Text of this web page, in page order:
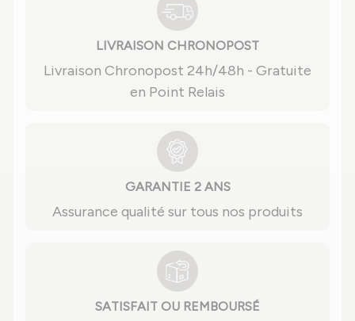
LIVRAISON CHRONOPOST
Livraison Chronopost 24h/48h - Gratuite
en Point Relais
GARANTIE 2 ANS
Assurance qualité sur tous nos produits
SATISFAIT OU REMBOURSÉ